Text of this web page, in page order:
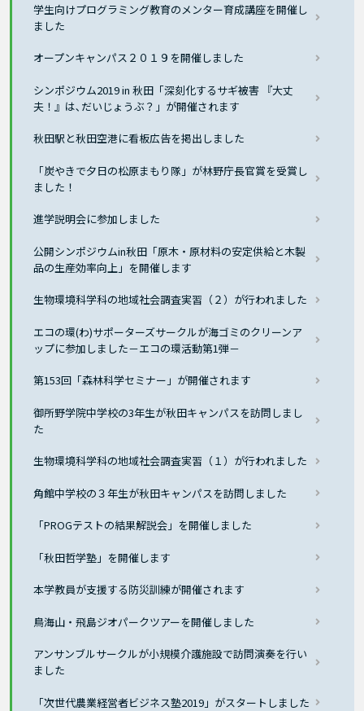
学生向けプログラミング教育のメンター育成講座を開催し
ました
オープンキャンパス２０１９を開催しました
シンポジウム2019 in 秋田「深刻化するサギ被害 『大丈
夫！』は､だいじょうぶ？」が開催されます
秋田駅と秋田空港に看板広告を掲出しました
「炭やきで夕日の松原まもり隊」が林野庁長官賞を受賞し
ました！
進学説明会に参加しました
公開シンポジウムin秋田「原木・原材料の安定供給と木製
品の生産効率向上」を開催します
生物環境科学科の地域社会調査実習（２）が行われました
エコの環(わ)サポーターズサークルが海ゴミのクリーンア
ップに参加しました－エコの環活動第1弾－
第153回「森林科学セミナー」が開催されます
御所野学院中学校の3年生が秋田キャンパスを訪問しまし
た
生物環境科学科の地域社会調査実習（１）が行われました
角館中学校の３年生が秋田キャンパスを訪問しました
「PROGテストの結果解説会」を開催しました
「秋田哲学塾」を開催します
本学教員が支援する防災訓練が開催されます
鳥海山・飛島ジオパークツアーを開催しました
アンサンブルサークルが小規模介護施設で訪問演奏を行い
ました
「次世代農業経営者ビジネス塾2019」がスタートしました